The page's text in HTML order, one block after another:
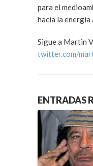
para el
hacia la
Sigue a Martin
twitter.com/
ENTRADAS